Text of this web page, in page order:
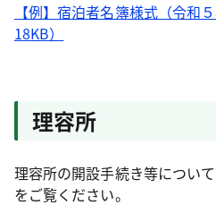
【例】宿泊者名簿様式（令和
18KB）
理容所
理容所の開設手続き等につい
をご覧ください。